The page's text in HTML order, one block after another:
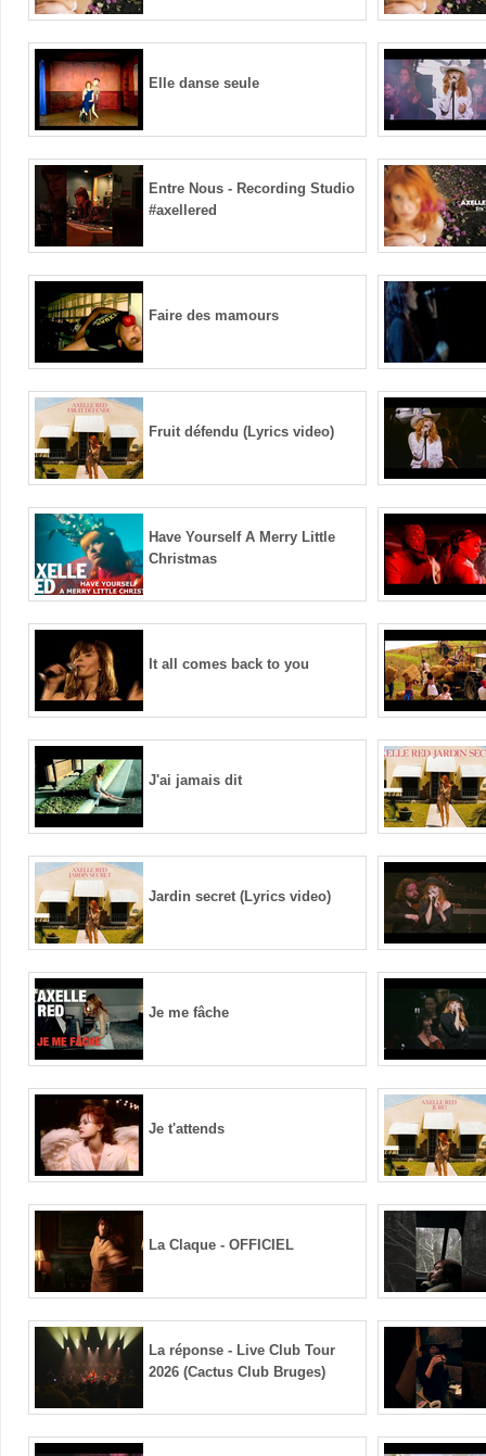
Elle danse seule
Entre Nous - Recording Studio
#axellered
Faire des mamours
Fruit défendu (Lyrics video)
Have Yourself A Merry Little
Christmas
It all comes back to you
J'ai jamais dit
Jardin secret (Lyrics video)
Je me fâche
Je t'attends
La Claque - OFFICIEL
La réponse - Live Club Tour
2026 (Cactus Club Bruges)